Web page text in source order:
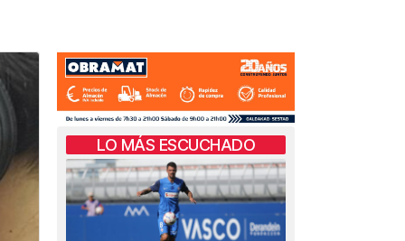
LO MÁS ESCUCHADO